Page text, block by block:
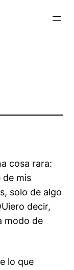
cosa rara:
de mis
solo de algo
decir,
modo de
lo que